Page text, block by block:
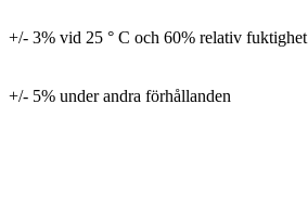
+/- 3% vid 25 ° C och 60% relativ fuktighet
+/- 5% under andra förhållanden